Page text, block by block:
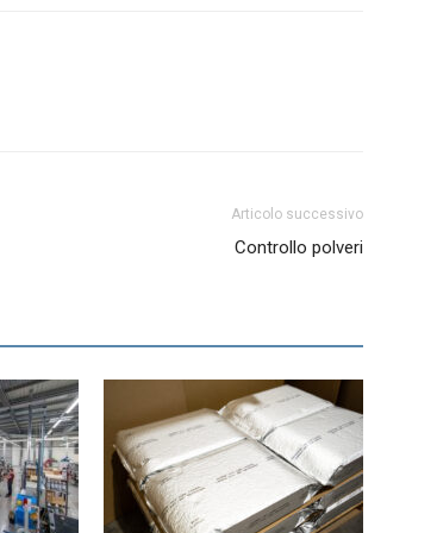
Articolo successivo
Controllo polveri